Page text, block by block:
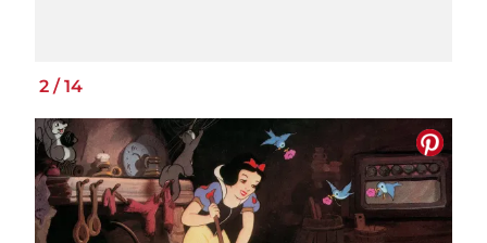
2 / 14